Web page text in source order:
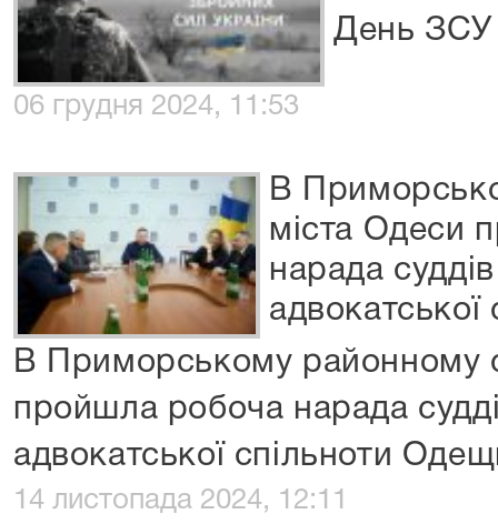
День ЗСУ
06 грудня 2024, 11:53
В
міста Одеси
нарада
В Приморському районному
пройшла робоча нарада
адвокатської спільноти
14 листопада 2024, 12:11